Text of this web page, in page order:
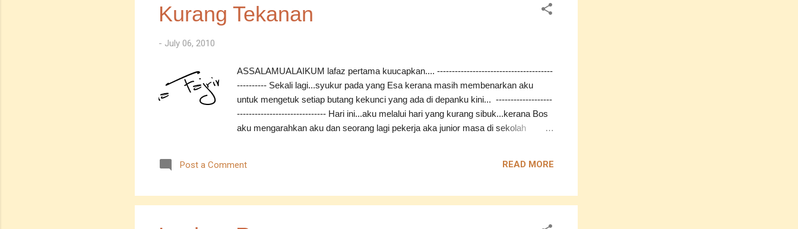
bersarang baik di dalam diri aku... Sukar untuk mengikis sifat-sifat negatif seperti
itu...tidak tahu apa lagi yang harus aku lakukan.... --------...
Kurang Tekanan
- July 06, 2010
ASSALAMUALAIKUM lafaz pertama kuucapkan.... ---------------------------------------
---------- Sekali lagi...syukur pada yang Esa kerana masih membenarkan aku
untuk mengetuk setiap butang kekunci yang ada di depanku kini... -------------------
------------------------------ Hari ini...aku melalui hari yang kurang sibuk...kerana Bos
aku mengarahkan aku dan seorang lagi pekerja aka junior masa di sekolah
jiwaku yang outdoor (sebenarnya kaki berjalan)... (^,*) ------------------------------------
untuk membuat tempahan unifom dan yang lebih membuat aku excited kerana
Post a Comment READ MORE